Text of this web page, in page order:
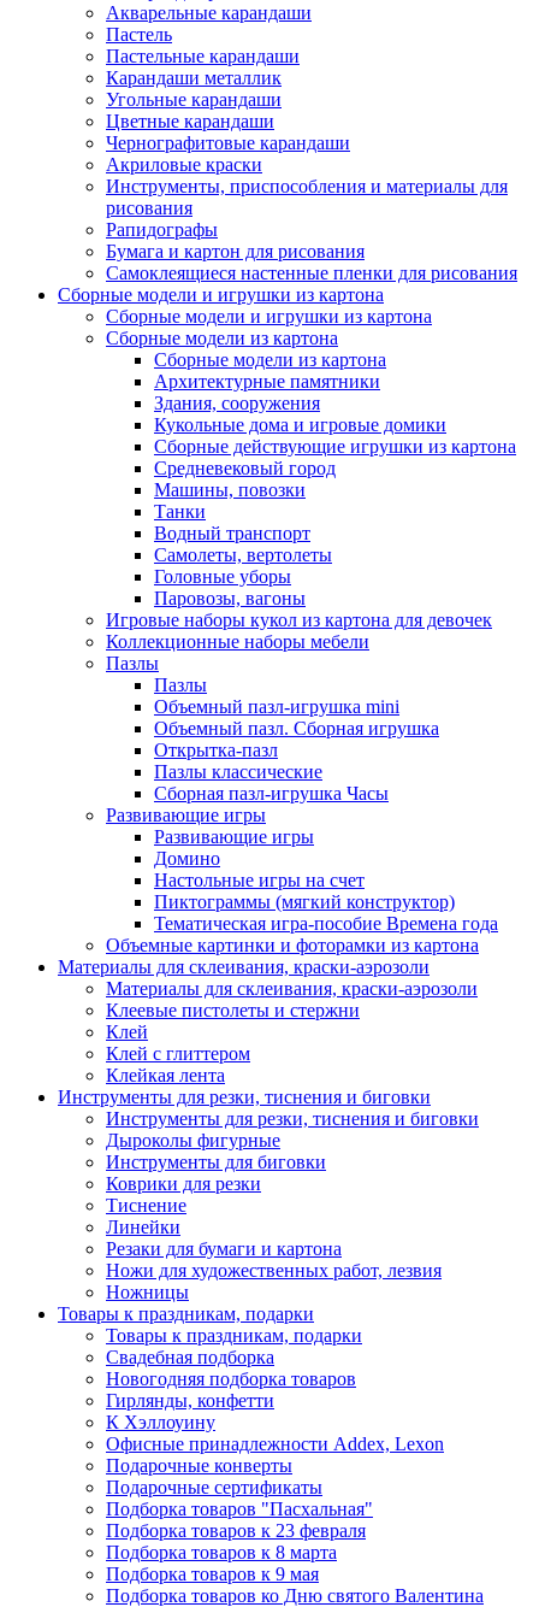
Акварельные карандаши
Пастель
Пастельные карандаши
Карандаши металлик
Угольные карандаши
Цветные карандаши
Чернографитовые карандаши
Акриловые краски
Инструменты, приспособления и материалы для
рисования
Рапидографы
Бумага и картон для рисования
Самоклеящиеся настенные пленки для рисования
Сборные модели и игрушки из картона
Сборные модели и игрушки из картона
Сборные модели из картона
Сборные модели из картона
Архитектурные памятники
Здания, сооружения
Кукольные дома и игровые домики
Сборные действующие игрушки из картона
Средневековый город
Машины, повозки
Танки
Водный транспорт
Самолеты, вертолеты
Головные уборы
Паровозы, вагоны
Игровые наборы кукол из картона для девочек
Коллекционные наборы мебели
Пазлы
Пазлы
Объемный пазл-игрушка mini
Объемный пазл. Сборная игрушка
Открытка-пазл
Пазлы классические
Сборная пазл-игрушка Часы
Развивающие игры
Развивающие игры
Домино
Настольные игры на счет
Пиктограммы (мягкий конструктор)
Тематическая игра-пособие Времена года
Объемные картинки и фоторамки из картона
Материалы для склеивания, краски-аэрозоли
Материалы для склеивания, краски-аэрозоли
Клеевые пистолеты и стержни
Клей
Клей с глиттером
Клейкая лента
Инструменты для резки, тиснения и биговки
Инструменты для резки, тиснения и биговки
Дыроколы фигурные
Инструменты для биговки
Коврики для резки
Тиснение
Линейки
Резаки для бумаги и картона
Ножи для художественных работ, лезвия
Ножницы
Товары к праздникам, подарки
Товары к праздникам, подарки
Свадебная подборка
Новогодняя подборка товаров
Гирлянды, конфетти
К Хэллоуину
Офисные принадлежности Addex, Lexon
Подарочные конверты
Подарочные сертификаты
Подборка товаров "Пасхальная"
Подборка товаров к 23 февраля
Подборка товаров к 8 марта
Подборка товаров к 9 мая
Подборка товаров ко Дню святого Валентина